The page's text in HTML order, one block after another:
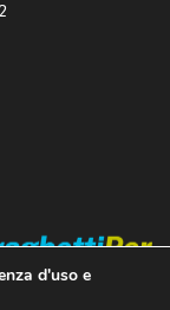
d'uso e